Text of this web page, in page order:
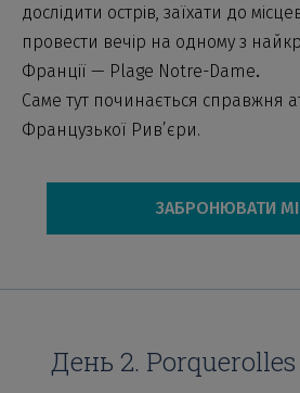
дослідити острів, заїхати до
провести вечір на одному з
Франції — Plage Notre-Dame.
Саме тут починається справжня
Французької Рив’єри.
ЗАБРОНЮВАТИ
День 2.